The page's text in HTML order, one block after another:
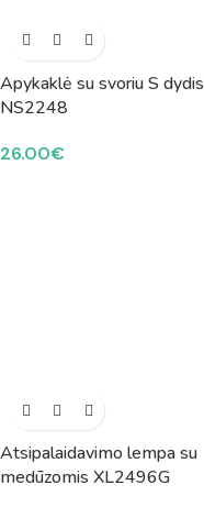
Apykaklė su svoriu S dydis
NS2248
26.00€
Atsipalaidavimo lempa su
medūzomis XL2496G